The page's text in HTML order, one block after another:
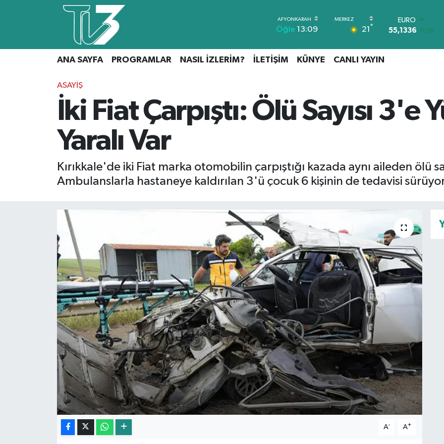
Öğle 13:09 21 °
STERLİN
64,2534 0.22
6518.23 0.39
DOLAR
47,5971 0.05
ANA SAYFA PROGRAMLAR NASIL İZLERİM? İLETİŞİM KÜNYE CANLI YAYIN
ASAYIŞ
İki Fiat Çarpıştı: Ölü Sayısı 3'e
Yaralı Var
Kırıkkale'de iki Fiat marka otomobilin çarpıştığı kazada aynı aileden ölü
Ambulanslarla hastaneye kaldırılan 3'ü çocuk 6 kişinin de tedavisi
A- A+
Canlı Yayın
PROGRAMLAR
NASIL İZLERİM?
CANLI YAYIN